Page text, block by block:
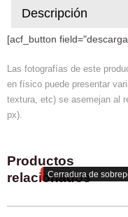
Descripción
[acf_button
Las fotografías de este
en físico puede presentar
textura, etc) se asemejan al
px).
Productos
relacionados
Cerradura de